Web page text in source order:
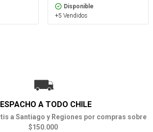
Disponible
+5 Vendidos
A TODO CHILE
a Santiago y Regiones por compras sobre
$150.000